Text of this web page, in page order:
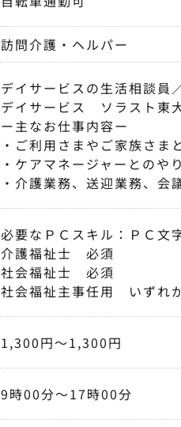
訪問介護・ヘルパー
デイサービスの生活相談員
デイサービス ソラスト東
ー主なお仕事内容ー
・ご利用さまやご家族さま
・ケアマネージャーとのや
・介護業務、送迎業務、
必要なＰＣスキル：ＰＣ文
介護福祉士 必須
社会福祉士 必須
社会福祉主事任用 いずれ
1,300円〜1,300円
9時00分〜17時00分